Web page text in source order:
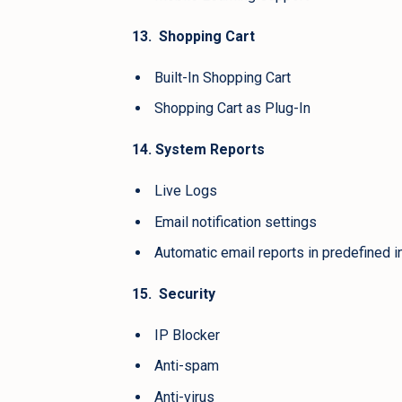
13. Shopping Cart
Built-In Shopping Cart
Shopping Cart as Plug-In
14. System Reports
Live Logs
Email notification settings
Automatic email reports in predefined
15. Security
IP Blocker
Anti-spam
Anti-virus